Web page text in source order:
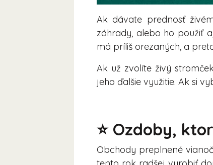
Ak dávate prednosť
záhrady, alebo ho použiť
má príliš orezaných, a
Ak už zvolíte živý
jeho ďalšie využitie. Ak si
⭐ Ozdoby,
Obchody preplnené